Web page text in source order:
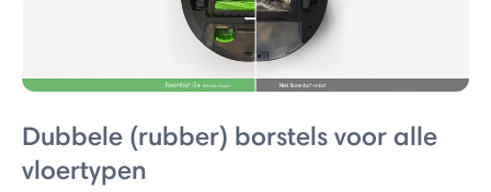
Dubbele (rubber) borstels voor alle
vloertypen